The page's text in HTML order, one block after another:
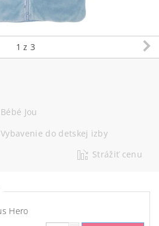
1 z 3
Bébé Jou
Vybavenie do detskej izby
Strážiť cenu
Hero